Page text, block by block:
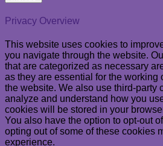
Privacy Overview
This website uses cookies to
you navigate through the website.
that are categorized as necessary
as they are essential for the working
the website. We also use third-party
analyze and understand how you
cookies will be stored in your
You also have the option to opt-out
opting out of some of these cookies
experience.